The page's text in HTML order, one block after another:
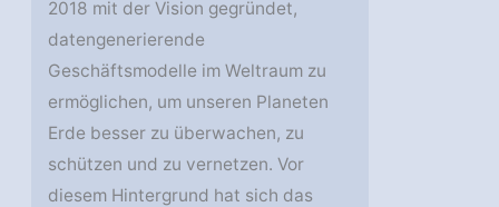
2018 mit der Vision gegründet,
datengenerierende
Geschäftsmodelle im Weltraum zu
ermöglichen, um unseren Planeten
Erde besser zu überwachen, zu
schützen und zu vernetzen. Vor
diesem Hintergrund hat sich das